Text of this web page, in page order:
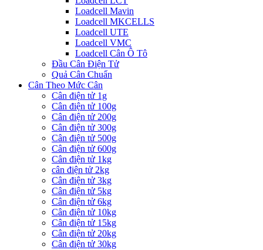
Loadcell Mavin
Loadcell MKCELLS
Loadcell UTE
Loadcell VMC
Loadcell Cân Ô Tô
Đầu Cân Điện Tử
Quả Cân Chuẩn
Cân Theo Mức Cân
Cân điện tử 1g
Cân điện tử 100g
Cân điện tử 200g
Cân điện tử 300g
Cân điện tử 500g
Cân điện tử 600g
Cân điện tử 1kg
cân điện tử 2kg
Cân điện tử 3kg
Cân điện tử 5kg
Cân điện tử 6kg
Cân điện tử 10kg
Cân điện tử 15kg
Cân điện tử 20kg
Cân điện tử 30kg